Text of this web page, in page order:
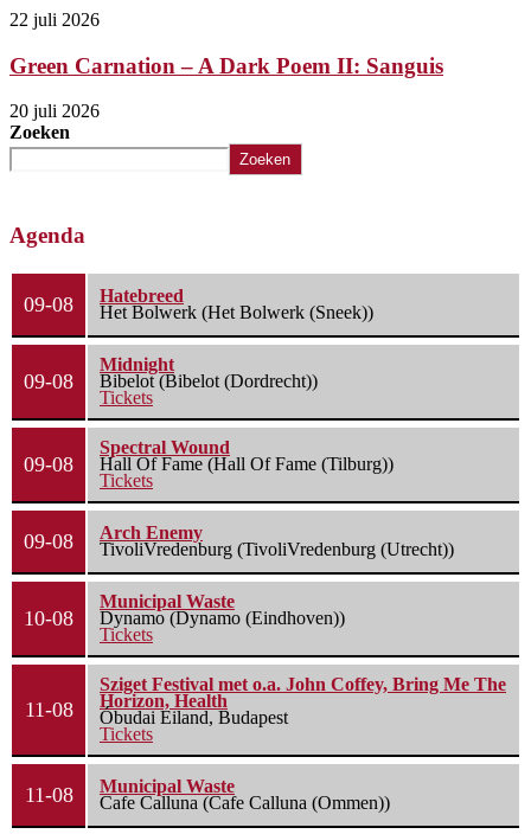
22 juli 2026
Green Carnation – A Dark Poem II: Sanguis
20 juli 2026
Zoeken
Zoeken
Agenda
09-08
Hatebreed
Het Bolwerk (Het Bolwerk (Sneek))
09-08
Midnight
Bibelot (Bibelot (Dordrecht))
Tickets
09-08
Spectral Wound
Hall Of Fame (Hall Of Fame (Tilburg))
Tickets
09-08
Arch Enemy
TivoliVredenburg (TivoliVredenburg (Utrecht))
10-08
Municipal Waste
Dynamo (Dynamo (Eindhoven))
Tickets
11-08
Sziget Festival met o.a. John Coffey, Bring Me The
Horizon, Health
Óbudai Eiland, Budapest
Tickets
11-08
Municipal Waste
Cafe Calluna (Cafe Calluna (Ommen))